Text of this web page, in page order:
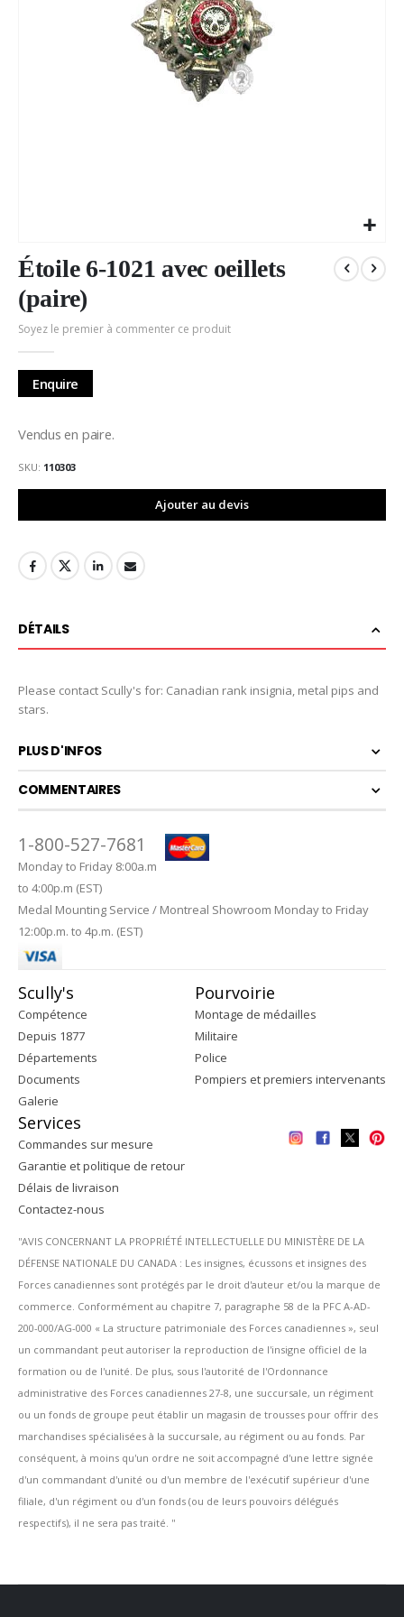
au
début
de
Galerie
d’images
Étoile 6-1021 avec oeillets
(paire)
Soyez le premier à commenter ce produit
Enquire
Vendus en paire.
SKU 110303
Ajouter au devis
DÉTAILS
Please contact Scully's for: Canadian rank insignia, metal pips and
stars.
PLUS D'INFOS
COMMENTAIRES
1-800-527-7681
Monday to Friday 8:00a.m
to 4:00p.m (EST)
Medal Mounting Service / Montreal Showroom Monday to Friday
12:00p.m. to 4p.m. (EST)
Scully's
Compétence
Depuis 1877
Départements
Documents
Galerie
Pourvoirie
Montage de médailles
Militaire
Police
Pompiers et premiers intervenants
Services
Commandes sur mesure
Garantie et politique de retour
Délais de livraison
Contactez-nous
''AVIS CONCERNANT LA PROPRIÉTÉ INTELLECTUELLE DU MINISTÈRE DE LA
DÉFENSE NATIONALE DU CANADA : Les insignes, écussons et insignes des
Forces canadiennes sont protégés par le droit d'auteur et/ou la marque de
commerce. Conformément au chapitre 7, paragraphe 58 de la PFC A-AD-
200-000/AG-000 « La structure patrimoniale des Forces canadiennes », seul
un commandant peut autoriser la reproduction de l'insigne officiel de la
formation ou de l'unité. De plus, sous l'autorité de l'Ordonnance
administrative des Forces canadiennes 27-8, une succursale, un régiment
ou un fonds de groupe peut établir un magasin de trousses pour offrir des
marchandises spécialisées à la succursale, au régiment ou au fonds. Par
conséquent, à moins qu'un ordre ne soit accompagné d'une lettre signée
d'un commandant d'unité ou d'un membre de l'exécutif supérieur d'une
filiale, d'un régiment ou d'un fonds (ou de leurs pouvoirs délégués
respectifs), il ne sera pas traité. ''